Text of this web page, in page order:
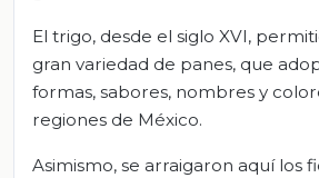
El trigo, desde el siglo XVI,
gran variedad de panes, que
formas, sabores, nombres y
regiones de México.
Asimismo, se arraigaron aquí los